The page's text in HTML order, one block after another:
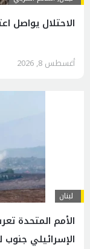
الاحتلال يواصل
أغسطس 8, 2026
لبنان
الأمم المتحدة
الإسرائيلي جنوب